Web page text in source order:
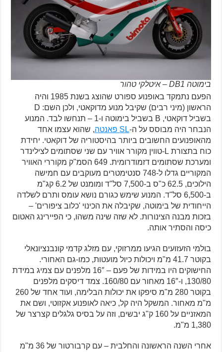
בימוטה DB1 – איטלקי טהור
הפעם נתמקד באופנוע ספורט שהוצג בשנת 1985 והיה
הראשון (מיני רבים) שקיבל מנוע מדוקאטי, ולכן השם: D
בשביל דוקאטי, B בשביל בימוטה ו-1 – תנחשו לבד. המנוע
הנבחר היה מבוסס על ה-SL פאנטה
, שהוא עצמו אחד
מהאופנועים החשובים ביותר בהיסטוריה של דוקאטי. יחידת
כוח בתצורת L-טווין מקורר אוויר עם שני שסתומים לצילינדר
ומערכת שסתומים דזמודרומית. 649 הסמ"ק מקוררי האוויר
המקוריים גדלו ל-748 סנטימטרים מעוקבים עם חמישה
הילוכים, 62.5 כ"ס ב-7,500 סל"ד ומומנט של 6.2 קג"מ
ב-6,500 סל"ד. המנוע שימש כגורם נושא עומס ותרם לשלדה
הייחודית של בימוטה, שקיבלה את הכינוי 'כלוב ציפורים' –
בזכות מבנה הצינורות. לא שזה שינה משהו, כי הפיירינג האטום
כיסה והסתיר אותה.
בולמי הזעזועים הגיעו ממרזוקי, עם מזלג קדמי קונבנציונאלי
בקוטר 41.7 מ"מ ויכולות כיול מועטות, כמו-גם האחורי.
החישוקים היו במידות של פעם – 16″ מלפנים עם צמיג במידת
130/80, ו-16″ מאחור עם 160/80. צמד דיסקים מלפנים
בקוטר 280 מ"מ סיפקו את יכולות הבלימה, ועוד אחד של 260
מ"מ מאחור. המשקל היה קל, כיאה לאופנוע אקזוטי, ושם את
המאזניים על 160 ק"ג יבשים, וזה על בסיס גלגלים קצרצר של
1,380 מ"מ.
אחרי השנה הראשונה והחלבית – עם קרבורטור של 36 מ"מ